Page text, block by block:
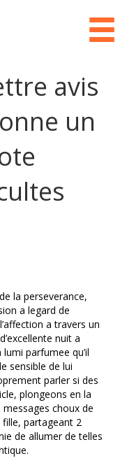
avis
un
la perseverance,
a legard de
a travers un
nuit a
parfumee qu’il
sensible de lui
parler si des
plongeons en la
choux de
partageant 2
de allumer de telles